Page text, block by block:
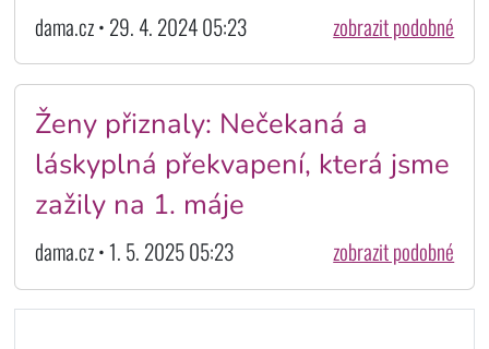
dama.cz • 29. 4. 2024 05:23 zobrazit podobné
Ženy přiznaly: Nečekaná a
láskyplná překvapení, která jsme
zažily na 1. máje
dama.cz • 1. 5. 2025 05:23 zobrazit podobné